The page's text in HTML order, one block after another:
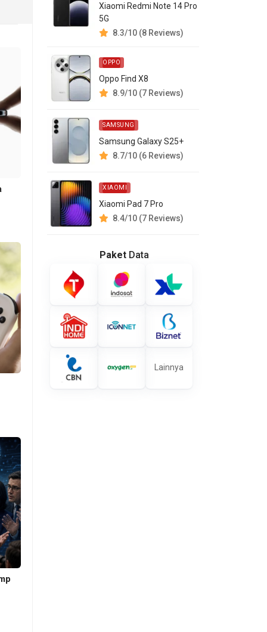
Xiaomi Redmi Note 14 Pro
5G
8.3/10 (8 Reviews)
OPPO
Oppo Find X8
8.9/10 (7 Reviews)
SAMSUNG
Samsung Galaxy S25+
8.7/10 (6 Reviews)
XIAOMI
Xiaomi Pad 7 Pro
8.4/10 (7 Reviews)
Paket Data
Lainnya